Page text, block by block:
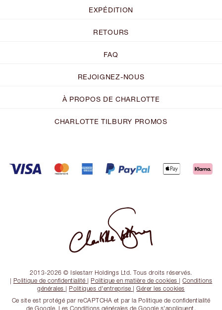
EXPÉDITION
RETOURS
FAQ
REJOIGNEZ-NOUS
À PROPOS DE CHARLOTTE
CHARLOTTE TILBURY PROMOS
2013-2026 © Islestarr Holdings Ltd. Tous droits réservés.
| Politique de confidentialité |Politique en matière de cookies |Conditions
générales |Politiques d'entreprise |Gérer les cookies
Ce site est protégé par reCAPTCHA et par la Politique de confidentialité
de Google. Les Conditions générales de Google s'appliquent.